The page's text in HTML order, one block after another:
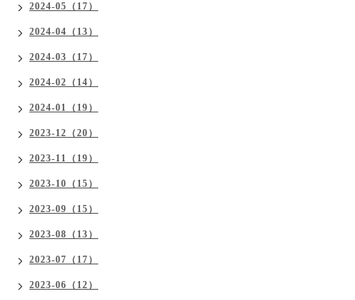
2024-05（17）
2024-04（13）
2024-03（17）
2024-02（14）
2024-01（19）
2023-12（20）
2023-11（19）
2023-10（15）
2023-09（15）
2023-08（13）
2023-07（17）
2023-06（12）